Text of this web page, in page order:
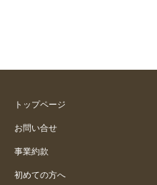
トップページ
お問い合せ
事業約款
初めての方へ